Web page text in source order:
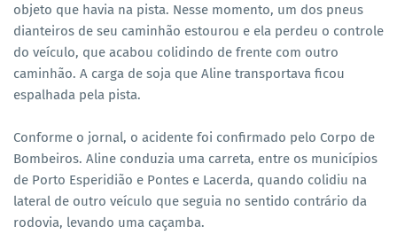
objeto que havia na pista. Nesse momento, um dos pneus
dianteiros de seu caminhão estourou e ela perdeu o controle
do veículo, que acabou colidindo de frente com outro
caminhão. A carga de soja que Aline transportava ficou
espalhada pela pista.
Conforme o jornal, o acidente foi confirmado pelo Corpo de
Bombeiros. Aline conduzia uma carreta, entre os municípios
de Porto Esperidião e Pontes e Lacerda, quando colidiu na
lateral de outro veículo que seguia no sentido contrário da
rodovia, levando uma caçamba.